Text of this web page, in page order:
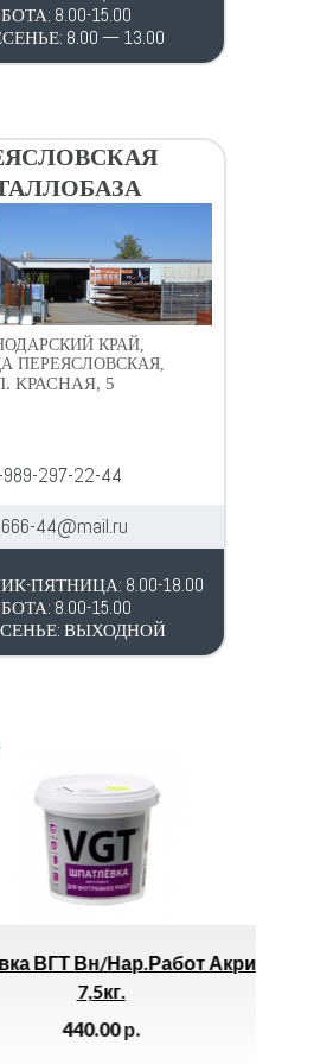
8.00-15.00
8.00 — 13.00
КРАЙ,
ПЕРЕЯСЛОВСКАЯ,
КРАСНАЯ, 5
297-22-44
44@mail.ru
ПЯТНИЦА: 8.00-18.00
8.00-15.00
ВЫХОДНОЙ
Вн/нар.работ Акрил
440.00р.